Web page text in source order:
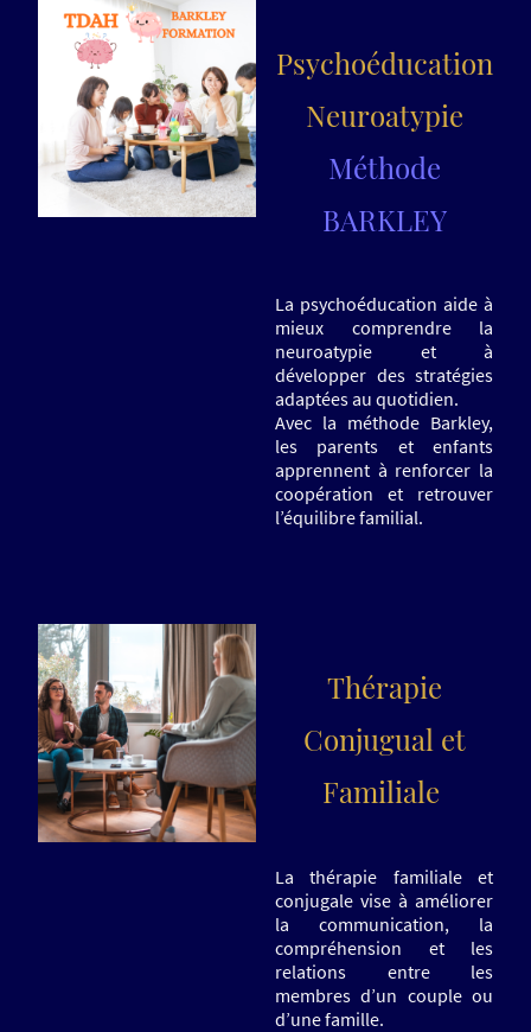
Psychoéducation
Neuroatypie
Méthode
BARKLEY
La psychoéducation aide à
mieux comprendre la
neuroatypie et à
développer des stratégies
adaptées au quotidien.
Avec la méthode Barkley,
les parents et enfants
apprennent à renforcer la
coopération et retrouver
l’équilibre familial.
Thérapie
Conjugual et
Familiale
La thérapie familiale et
conjugale vise à améliorer
la communication, la
compréhension et les
relations entre les
membres d’un couple ou
d’une famille.